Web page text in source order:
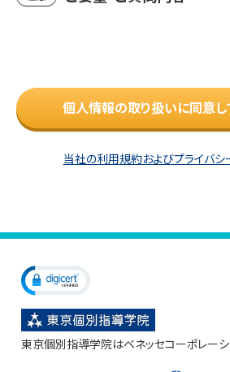
個人情報の取り扱いに同意し
当社の利用規約およびプライバシ
東京個別指導学院はベネッセコーポレーシ